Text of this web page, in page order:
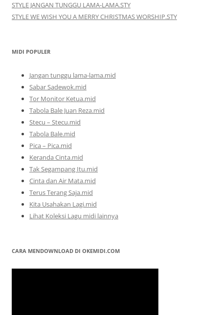
STYLE JANGAN TUNGGU LAMA-LAMA.STY
STYLE WE WISH YOU A MERRY CHRISTMAS WORSHIP.STY
MIDI POPULER
Jangan tunggu lama-lama.mid
Sabar Sadewok.mid
Tor Monitor Ketua.mid
Tabola Bale Juan Reza.mid
Stecu – Stecu.mid
Tabola Bale.mid
Pica – Pica.mid
Keranda Cinta.mid
Tak Segampang Itu.mid
Cinta dan Air Mata.mid
Terus Terang Saja.mid
Kita Usahakan Lagi.mid
Lihat Koleksi Lagu midi lainnya
CARA MENDOWNLOAD DI OKEMIDI.COM